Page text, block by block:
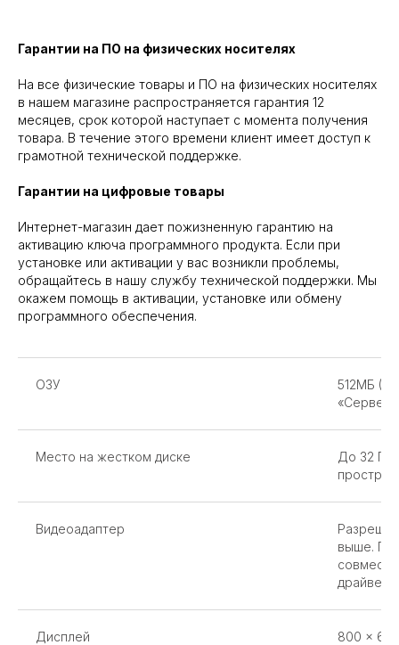
Гарантии на ПО на физических носителях
На все физические товары и ПО на физических носителях
в нашем магазине распространяется гарантия 12
месяцев, срок которой наступает с момента получения
товара. В течение этого времени клиент имеет доступ к
грамотной технической поддержке.
Гарантии на цифровые товары
Интернет-магазин дает пожизненную гарантию на
активацию ключа программного продукта. Если при
установке или активации у вас возникли проблемы,
обращайтесь в нашу службу технической поддержки. Мы
окажем помощь в активации, установке или обмену
программного обеспечения.
ОЗУ
512МБ
«Сервер
Место на жестком диске
До 32 ГБ
Видеоадаптер
выше.
Дисплей 800 x